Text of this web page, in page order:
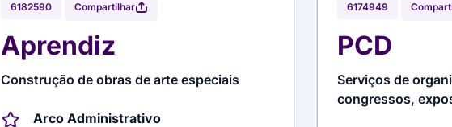
6182590 Compartilhar
Aprendiz
Construção de obras de arte especiais
Arco Administrativo
6174949
PCD
Serviços de
congressos,